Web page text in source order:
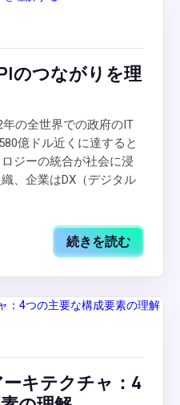
のつながりを理
の全世界での政府のIT
億ドル近くに達すると
ジーの統合が社会に浸
、企業はDX（デジタル
続きを読む
キテクチャ：4